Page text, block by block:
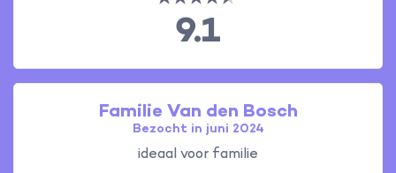
9.1
Familie Van den Bosch
Bezocht in juni 2024
ideaal voor familie